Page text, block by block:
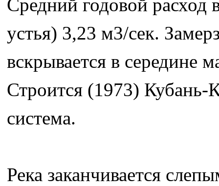
Средний годовой расход
устья) 3,23 м3/сек.
вскрывается в середине
Строится (1973) Кубань-
система.
Река заканчивается